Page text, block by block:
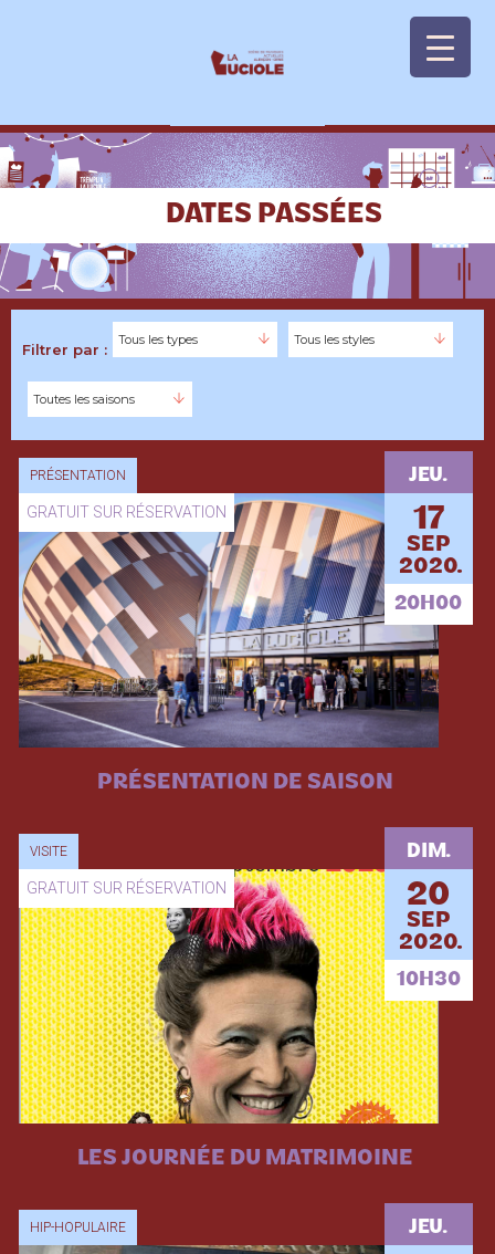
DATES PASSÉES
PRÉSENTATION
GRATUIT SUR RÉSERVATION
JEU.
17
SEP
2020.
20H00
PRÉSENTATION DE SAISON
VISITE
GRATUIT SUR RÉSERVATION
DIM.
20
SEP
2020.
10H30
LES JOURNÉE DU MATRIMOINE
HIP-HOPULAIRE JEU.